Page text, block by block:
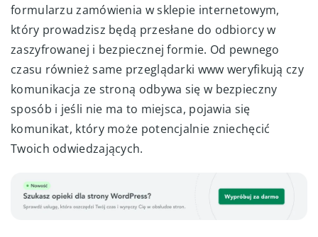
formularzu zamówienia w sklepie internetowym,
który prowadzisz będą przesłane do odbiorcy w
zaszyfrowanej i bezpiecznej formie. Od pewnego
czasu również same przeglądarki www weryfikują czy
komunikacja ze stroną odbywa się w bezpieczny
sposób i jeśli nie ma to miejsca, pojawia się
komunikat, który może potencjalnie zniechęcić
Twoich odwiedzających.